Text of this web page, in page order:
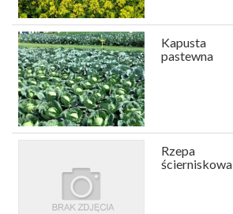
Kapusta
pastewna
Rzepa
ścierniskowa